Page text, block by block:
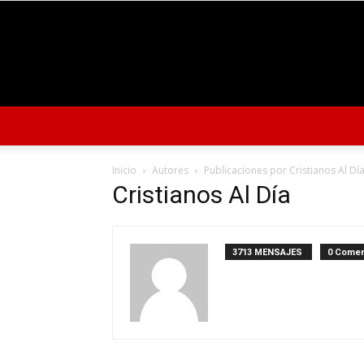
Inicio Autores Publicaciones por Cristianos Al Día
Cristianos Al Día
3713 MENSAJES 0